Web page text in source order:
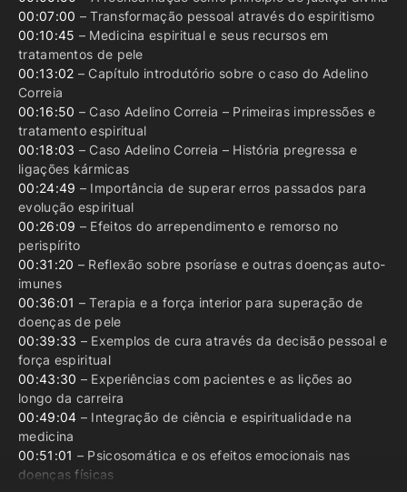
00:07:00 – Transformação pessoal através do espiritismo
00:10:45 – Medicina espiritual e seus recursos em
tratamentos de pele
00:13:02 – Capítulo introdutório sobre o caso do Adelino
Correia
00:16:50 – Caso Adelino Correia – Primeiras impressões e
tratamento espiritual
00:18:03 – Caso Adelino Correia – História pregressa e
ligações kármicas
00:24:49 – Importância de superar erros passados para
evolução espiritual
00:26:09 – Efeitos do arrependimento e remorso no
perispírito
00:31:20 – Reflexão sobre psoríase e outras doenças auto-
imunes
00:36:01 – Terapia e a força interior para superação de
doenças de pele
00:39:33 – Exemplos de cura através da decisão pessoal e
força espiritual
00:43:30 – Experiências com pacientes e as lições ao
longo da carreira
00:49:04 – Integração de ciência e espiritualidade na
medicina
00:51:01 – Psicosomática e os efeitos emocionais nas
doenças físicas